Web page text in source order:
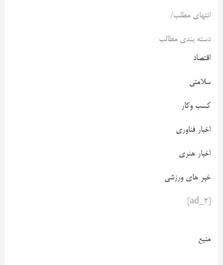
انتهای مطلب/
دسته بندی مطالب
اقتصاد
سلامتی
کسب وکار
اخبار فناوری
اخبار هنری
خبر های ورزشی
منبع